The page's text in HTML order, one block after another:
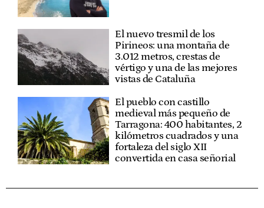
El nuevo tresmil de los
Pirineos: una montaña de
3.012 metros, crestas de
vértigo y una de las mejores
vistas de Cataluña
El pueblo con castillo
medieval más pequeño de
Tarragona: 400 habitantes, 2
kilómetros cuadrados y una
fortaleza del siglo XII
convertida en casa señorial